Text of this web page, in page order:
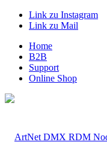
Link zu Instagram
Link zu Mail
Home
B2B
Support
Online Shop